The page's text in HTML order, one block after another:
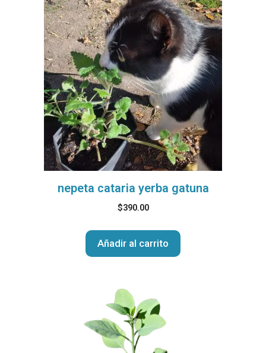
nepeta cataria yerba gatuna
$390.00
Añadir al carrito